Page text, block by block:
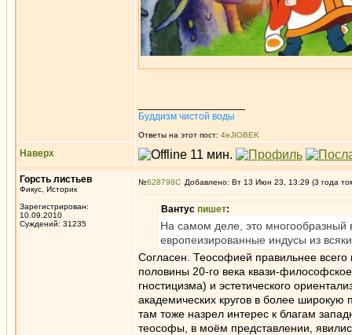
Буддизм чистой воды
Ответы на этот пост: 4eJIOBEK
Наверх
Горсть листьев
Фикус, Историк
Зарегистрирован:
10.09.2010
Суждений: 31235
№628798 Добавлено: Вт 13 Июн 23, 13:29 (3 года
Вантус пишет:
На самом деле, это многообразный
европеизированные индусы из
Согласен. Теософией правильнее
половины 20-го века квази-
гностицизма) и эстетического
академических кругов в более широкую
там тоже назрел интерес к благам
теософы, в моём представлении,